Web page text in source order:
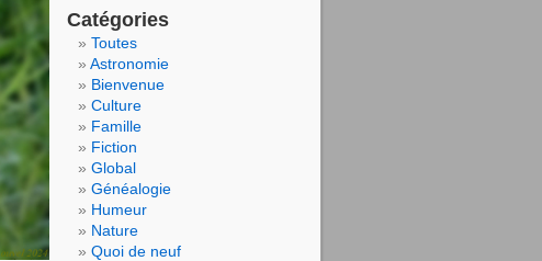
Catégories
Toutes
Astronomie
Bienvenue
Culture
Famille
Fiction
Global
Généalogie
Humeur
Nature
Quoi de neuf